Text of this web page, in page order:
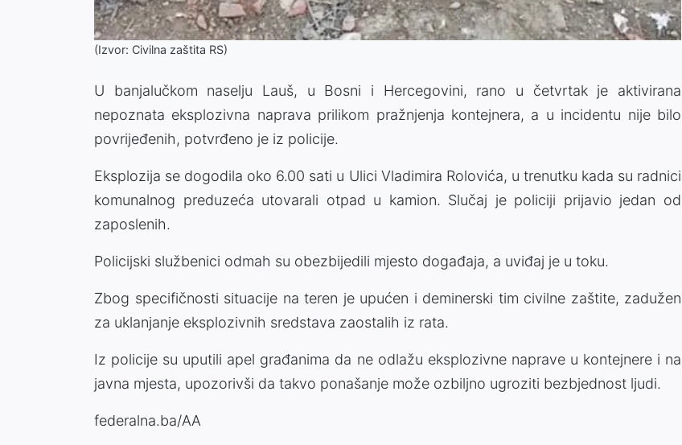
(Izvor: Civilna zaštita RS)
U banjalučkom naselju Lauš, u Bosni i Hercegovini, rano u četvrtak je aktivirana
nepoznata eksplozivna naprava prilikom pražnjenja kontejnera, a u incidentu nije bilo
povrijeđenih, potvrđeno je iz policije.
Eksplozija se dogodila oko 6.00 sati u Ulici Vladimira Rolovića, u trenutku kada su radnici
komunalnog preduzeća utovarali otpad u kamion. Slučaj je policiji prijavio jedan od
zaposlenih.
Policijski službenici odmah su obezbijedili mjesto događaja, a uviđaj je u toku.
Zbog specifičnosti situacije na teren je upućen i deminerski tim civilne zaštite, zadužen
za uklanjanje eksplozivnih sredstava zaostalih iz rata.
Iz policije su uputili apel građanima da ne odlažu eksplozivne naprave u kontejnere i na
javna mjesta, upozorivši da takvo ponašanje može ozbiljno ugroziti bezbjednost ljudi.
federalna.ba/AA